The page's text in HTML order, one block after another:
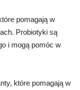
pomagają w
Probiotyki są
i mogą pomóc w
które pomagają w